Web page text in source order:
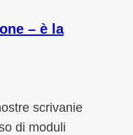
– è la
scrivanie
di moduli